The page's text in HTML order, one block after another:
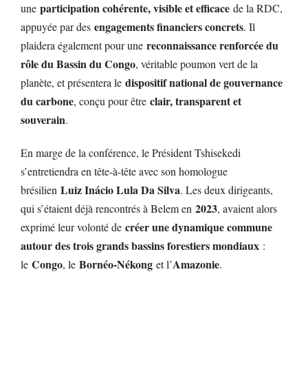
une participation cohérente, visible et efficace de la RDC,
appuyée par des engagements financiers concrets. Il
plaidera également pour une reconnaissance renforcée du
rôle du Bassin du Congo, véritable poumon vert de la
planète, et présentera le dispositif national de gouvernance
du carbone, conçu pour être clair, transparent et
souverain.
En marge de la conférence, le Président Tshisekedi
s’entretiendra en tête-à-tête avec son homologue
brésilien Luiz Inácio Lula Da Silva. Les deux dirigeants,
qui s’étaient déjà rencontrés à Belem en 2023, avaient alors
exprimé leur volonté de créer une dynamique commune
autour des trois grands bassins forestiers mondiaux :
le Congo, le Bornéo-Nékong et l’Amazonie.